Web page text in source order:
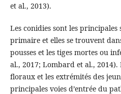
et al., 2013).
Les conidies sont les principales
primaire et elles se trouvent
pousses et les tiges mortes ou
al., 2017; Lombard et al., 2014).
floraux et les extrémités des
principales voies d’entrée du